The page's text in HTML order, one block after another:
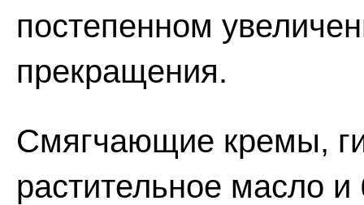
постепенном
прекращения.
Смягчающие кремы,
растительное масло